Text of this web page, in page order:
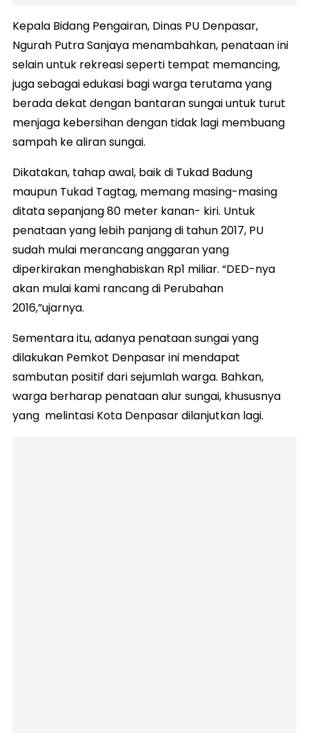
Kepala Bidang Pengairan, Dinas PU Denpasar,
Ngurah Putra Sanjaya menambahkan, penataan ini
selain untuk rekreasi seperti tempat memancing,
juga sebagai edukasi bagi warga terutama yang
berada dekat dengan bantaran sungai untuk turut
menjaga kebersihan dengan tidak lagi membuang
sampah ke aliran sungai.
Dikatakan, tahap awal, baik di Tukad Badung
maupun Tukad Tagtag, memang masing-masing
ditata sepanjang 80 meter kanan- kiri. Untuk
penataan yang lebih panjang di tahun 2017, PU
sudah mulai merancang anggaran yang
diperkirakan menghabiskan Rp1 miliar. “DED-nya
akan mulai kami rancang di Perubahan
2016,”ujarnya.
Sementara itu, adanya penataan sungai yang
dilakukan Pemkot Denpasar ini mendapat
sambutan positif dari sejumlah warga. Bahkan,
warga berharap penataan alur sungai, khususnya
yang melintasi Kota Denpasar dilanjutkan lagi.